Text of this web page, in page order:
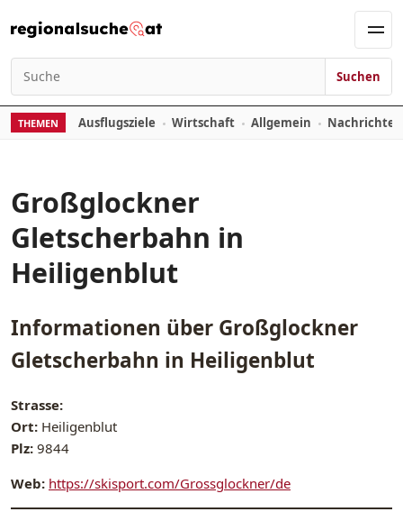
Suchen nach:
Suchen
THEMEN Ausflugsziele Wirtschaft Allgemein
Großglockner
Gletscherbahn in
Heiligenblut
Informationen über Großglockner
Gletscherbahn in Heiligenblut
Strasse:
Ort: Heiligenblut
Plz: 9844
Web: https://skisport.com/Grossglockner/de